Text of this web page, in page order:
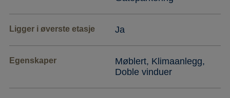
Ligger i øverste etasje Ja
Egenskaper
Møblert, Klimaanlegg,
Doble vinduer